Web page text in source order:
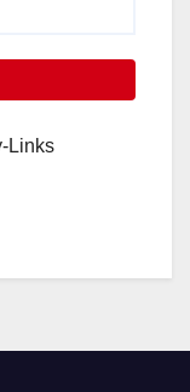
Links